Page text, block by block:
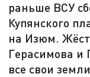
раньше ВСУ
Купянского
на Изюм.
Герасимова и
все свои